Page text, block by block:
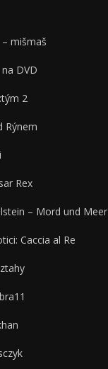
mišmaš
DVD
2
Rýnem
Rex
– Mord und Meer
Caccia al Re